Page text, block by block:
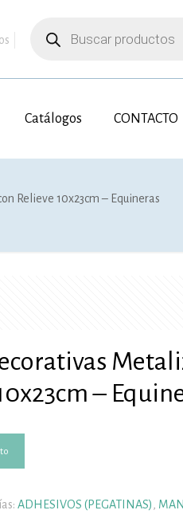
productos
Catálogos CONTACTO
Relieve 10x23cm – Equineras
–
ADHESIVOS (PEGATINAS)